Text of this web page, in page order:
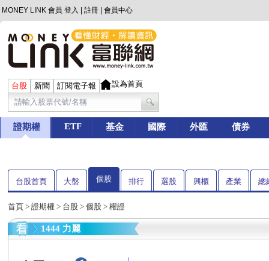
MONEY LINK 會員 登入 註冊 會員中心
台股 新聞 訂閱電子報 設為首頁
證期權 ETF 基金 國際 外匯 債券
台股首頁 大盤 個股 排行 選股 興櫃 產業 總
首頁 > 證期權 > 台股 > 個股 > 權證
1444 力麗